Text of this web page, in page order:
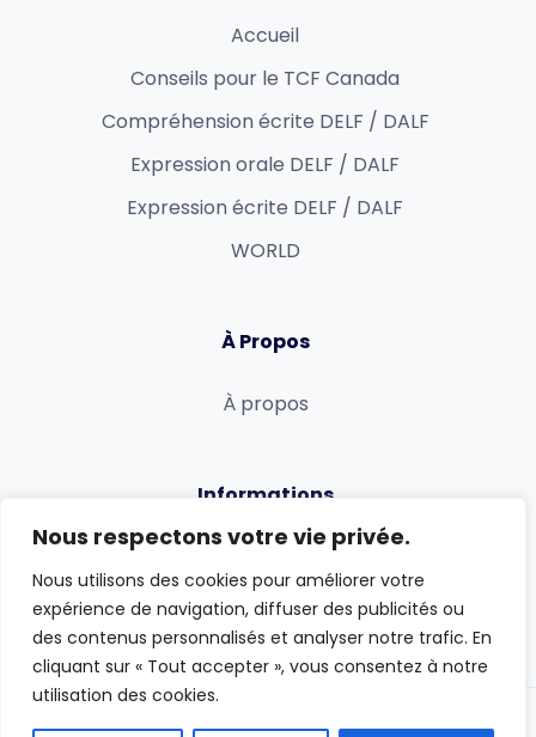
Nous respectons votre vie privée.
Nous utilisons des cookies pour améliorer votre
expérience de navigation, diffuser des publicités ou
des contenus personnalisés et analyser notre trafic. En
cliquant sur « Tout accepter », vous consentez à notre
utilisation des cookies.
Accueil
Conseils pour le TCF Canada
Compréhension écrite DELF / DALF
Expression orale DELF / DALF
Expression écrite DELF / DALF
WORLD
À Propos
À propos
Informations
Politique de confidentialité
Conditions générales